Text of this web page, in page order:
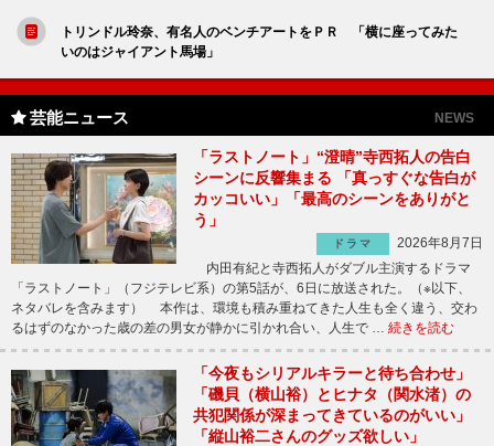
トリンドル玲奈、有名人のベンチアートをＰＲ 「横に座ってみた
いのはジャイアント馬場」
芸能ニュース NEWS
「ラストノート」“澄晴”寺西拓人の告白
シーンに反響集まる 「真っすぐな告白が
カッコいい」「最高のシーンをありがと
う」
ドラマ
2026年8月7日
内田有紀と寺西拓人がダブル主演するドラマ
「ラストノート」（フジテレビ系）の第5話が、6日に放送された。（※以下、
ネタバレを含みます） 本作は、環境も積み重ねてきた人生も全く違う、交わ
るはずのなかった歳の差の男女が静かに引かれ合い、人生で … 続きを読む
「今夜もシリアルキラーと待ち合わせ」
「磯貝（横山裕）とヒナタ（関水渚）の
共犯関係が深まってきているのがいい」
「縦山裕二さんのグッズ欲しい」